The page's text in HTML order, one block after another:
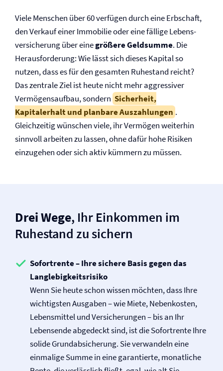
Viele Menschen über 60 verfügen durch eine Erbschaft,
den Verkauf einer Immobilie oder eine fällige Lebens­
versicherung über einegrößere Geldsumme. Die
Herausforderung: Wie lässt sich dieses Kapital so
nutzen, dass es für den gesamten Ruhestand reicht?
Das zentrale Ziel ist heute nicht mehr aggressiver
Vermögensaufbau, sondern Sicherheit,
Kapitalerhalt und planbare Auszahlungen .
Gleichzeitig wünschen viele, ihr Vermögen weiterhin
sinnvoll arbeiten zu lassen, ohne dafür hohe Risiken
einzugehen oder sich aktiv kümmern zu müssen.
Drei Wege, Ihr Einkommen im
Ruhestand zu sichern
Sofortrente – Ihre sichere Basis gegen das
Langlebigkeitsrisiko
Wenn Sie heute schon wissen möchten, dass Ihre
wichtigsten Ausgaben – wie Miete, Nebenkosten,
Lebensmittel und Versicherungen – bis an Ihr
Lebensende abgedeckt sind, ist die Sofortrente Ihre
solide Grundabsicherung. Sie verwandeln eine
einmalige Summe in eine garantierte, monatliche